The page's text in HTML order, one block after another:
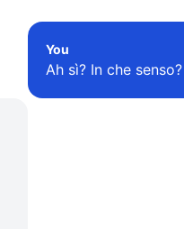
You
Ah sì? In che senso?